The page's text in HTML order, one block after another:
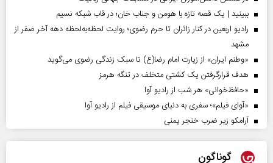
ببینید | یک قصه تازه با هومن و جناب‌ خان؛ در قاب شبکه نسیم
رادیو اربعین در کنار زائران تا حرم رضوی؛ روایت لحظه‌به‌لحظه دهه آخر صفر از
مشهد
«وطنم ایران» از زیارت امام رضا(ع) تا سبک زندگی رضوی می‌گوید
هدف قرارگرفتن یک کشتی متخلف در تنگه هرمز
«حافظ‌خوانی» هر شب از رادیو آوا
«آوای فیلم»؛ سفری به دنیای موسیقی فیلم از رادیو آوا
آرامکو زیر ضرب خنجر یمنی
گوناگون